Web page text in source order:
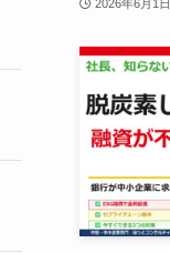
2026年6月1日